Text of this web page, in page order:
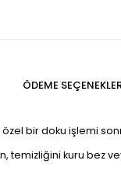
ÖDEME
bir doku işlemi
temizliğini kuru bez